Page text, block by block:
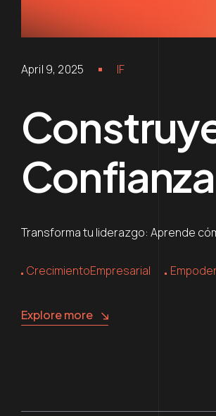
April 9, 2025 IF
Transforma tu liderazgo: Aprende
CrecimientoEmpresarial
Explore more